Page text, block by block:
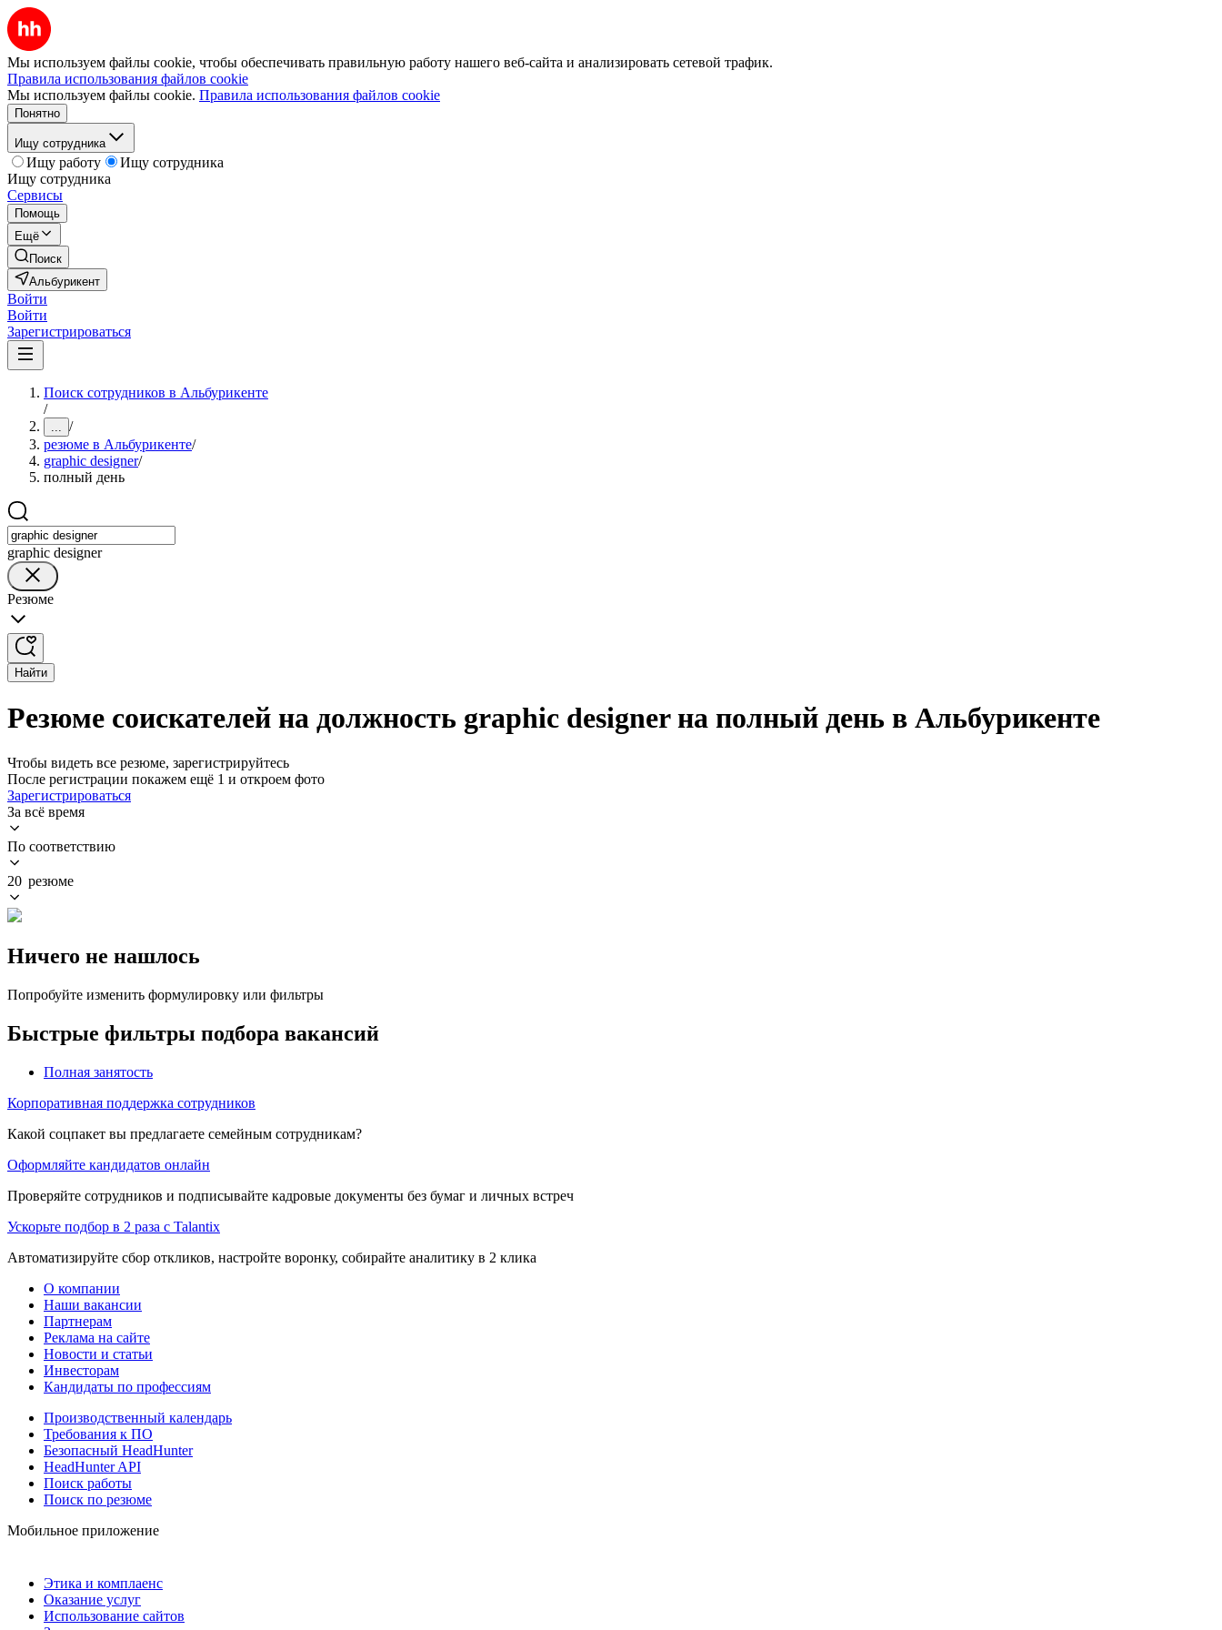
Мы используем файлы cookie, чтобы обеспечивать правильную работу нашего веб-сайта и анализировать сетевой трафик.
Правила использования файлов cookie
Мы используем файлы cookie. Правила использования файлов cookie
Понятно
Ищу сотрудника
Ищу работу
Ищу сотрудника
Ищу сотрудника
Сервисы
Помощь
Ещё
Поиск
Альбурикент
Войти
Войти
Зарегистрироваться
Поиск сотрудников в Альбурикенте
/
... /
резюме в Альбурикенте/
graphic designer/
полный день
graphic designer
Резюме
Найти
Резюме соискателей на должность graphic designer на полный день в Альбурикенте
Чтобы видеть все резюме, зарегистрируйтесь
После регистрации покажем ещё 1 и откроем фото
Зарегистрироваться
За всё время
По соответствию
20 резюме
Ничего не нашлось
Попробуйте изменить формулировку или фильтры
Быстрые фильтры подбора вакансий
Полная занятость
Корпоративная поддержка сотрудников
Какой соцпакет вы предлагаете семейным сотрудникам?
Оформляйте кандидатов онлайн
Проверяйте сотрудников и подписывайте кадровые документы без бумаг и личных встреч
Ускорьте подбор в 2 раза с Talantix
Автоматизируйте сбор откликов, настройте воронку, собирайте аналитику в 2 клика
О компании
Наши вакансии
Партнерам
Реклама на сайте
Новости и статьи
Инвесторам
Кандидаты по профессиям
Производственный календарь
Требования к ПО
Безопасный HeadHunter
HeadHunter API
Поиск работы
Поиск по резюме
Мобильное приложение
Этика и комплаенс
Оказание услуг
Использование сайтов